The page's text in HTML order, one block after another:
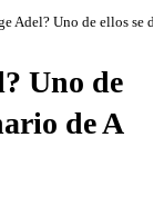
Adel? Uno de ellos se
Uno de
de A